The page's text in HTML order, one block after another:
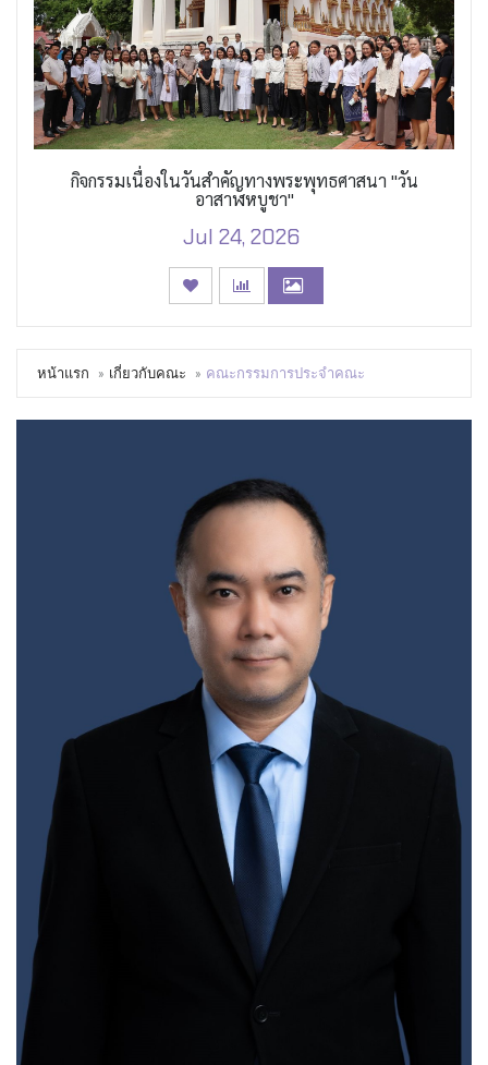
กิจกรรมเนื่องในวันสำคัญทางพระพุทธศาสนา "วัน
อาสาฬหบูชา"
Jul 24, 2026
หน้าแรก เกี่ยวกับคณะ คณะกรรมการประจำคณะ